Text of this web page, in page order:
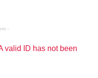
-
valid ID has not been